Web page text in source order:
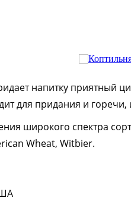
напитку приятный
для придания и
широкого спектра
Wheat, Witbier.